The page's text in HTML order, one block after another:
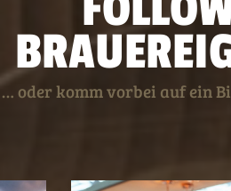
BRAUEREI
… oder komm vorbei auf ein